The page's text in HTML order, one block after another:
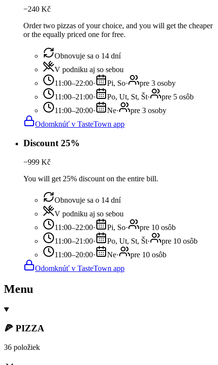
−240 Kč
Order two pizzas of your choice, and you will get the cheaper
or the equally priced one for free.
Obnovuje sa o 14 dní
V podniku aj so sebou
11:00–22:00· Pi, So·
pre 3 osoby
11:00–21:00· Po, Ut, St, Št·
pre 5 osôb
11:00–20:00· Ne·
pre 3 osoby
Odomknúť v TasteTown app
Discount 25%
−999 Kč
You will get 25% discount on the entire bill.
Obnovuje sa o 14 dní
V podniku aj so sebou
11:00–22:00· Pi, So·
pre 10 osôb
11:00–21:00· Po, Ut, St, Št·
pre 10 osôb
11:00–20:00· Ne·
pre 10 osôb
Odomknúť v TasteTown app
Menu
🍕 PIZZA
36 položiek